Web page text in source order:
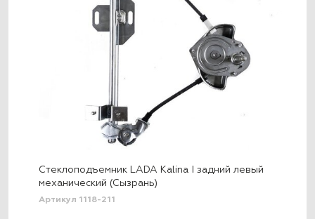
Стеклоподъемник LADA Kalina I задний левый
механический (Сызрань)
Артикул 1118-211